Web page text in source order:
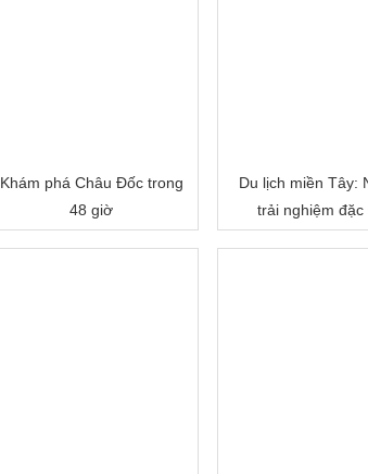
Khám phá Châu Đốc trong
48 giờ
Du lịch miền Tây:
trải nghiệm đặc